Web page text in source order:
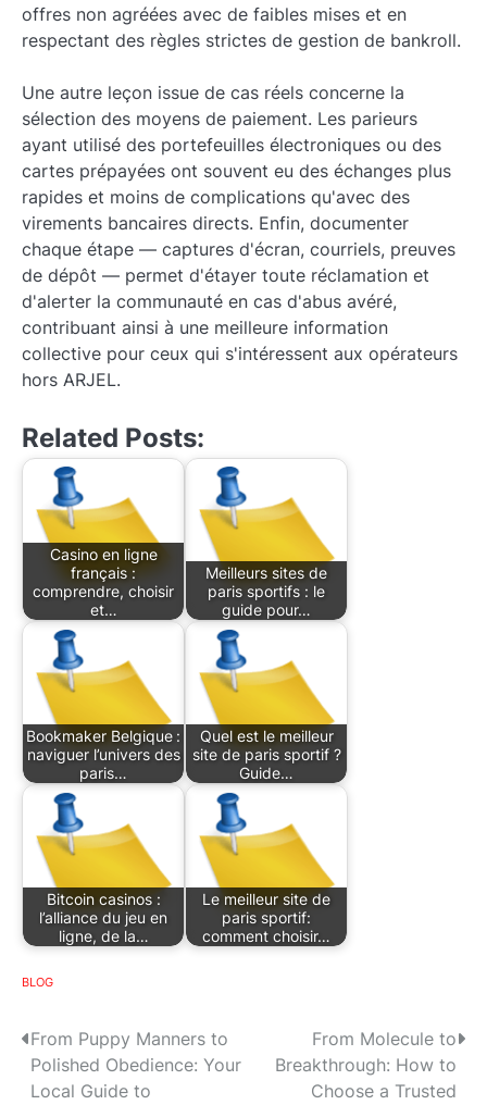
offres non agréées avec de faibles mises et en
respectant des règles strictes de gestion de bankroll.
Une autre leçon issue de cas réels concerne la
sélection des moyens de paiement. Les parieurs
ayant utilisé des portefeuilles électroniques ou des
cartes prépayées ont souvent eu des échanges plus
rapides et moins de complications qu'avec des
virements bancaires directs. Enfin, documenter
chaque étape — captures d'écran, courriels, preuves
de dépôt — permet d'étayer toute réclamation et
d'alerter la communauté en cas d'abus avéré,
contribuant ainsi à une meilleure information
collective pour ceux qui s'intéressent aux opérateurs
hors ARJEL.
Related Posts:
Casino en ligne
français :
comprendre, choisir
et…
Meilleurs sites de
paris sportifs : le
guide pour…
Bookmaker Belgique :
naviguer l’univers des
paris…
Quel est le meilleur
site de paris sportif ?
Guide…
Bitcoin casinos :
l’alliance du jeu en
ligne, de la…
Le meilleur site de
paris sportif:
comment choisir…
BLOG
P
o
From Puppy Manners to
Polished Obedience: Your
Local Guide to
From Molecule to
Breakthrough: How to
Choose a Trusted